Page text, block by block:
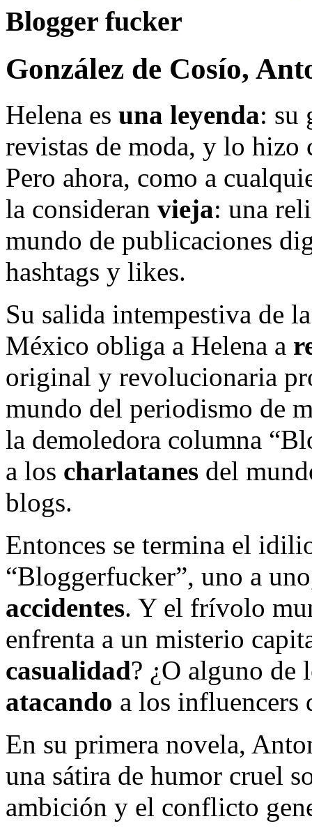
Blogger fucker
González de Cosío,
Helena es una leyenda: su
revistas de moda, y lo
Pero ahora, como a
la consideran vieja: una
mundo de publicaciones
hashtags y likes.
Su salida intempestiva de
México obliga a Helena a
original y revolucionaria
mundo del periodismo de
la demoledora columna
a los charlatanes del
blogs.
Entonces se termina el
“Bloggerfucker”, uno a
accidentes. Y el frívolo
enfrenta a un misterio
casualidad? ¿O alguno de
atacando a los influencers
En su primera novela,
una sátira de humor cruel
ambición y el conflicto